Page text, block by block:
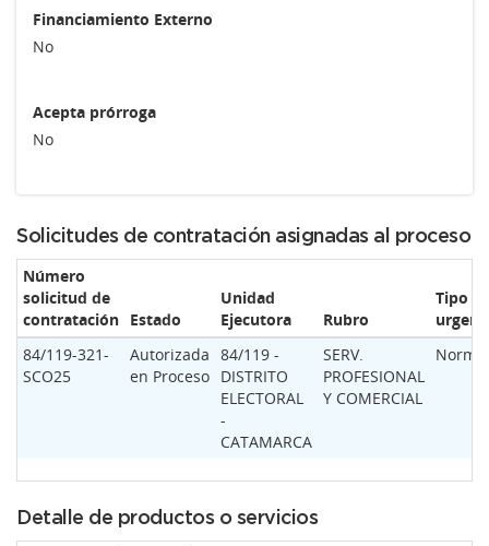
Financiamiento Externo
No
Acepta prórroga
No
Solicitudes de contratación asignadas al proceso
Número
solicitud de
contratación Estado
Unidad
Ejecutora
Rubro
Tipo
84/119-321-
SCO25
Autorizada
en Proceso
84/119 -
DISTRITO
ELECTORAL
-
CATAMARCA
SERV.
PROFESIONAL
Y COMERCIAL
Normal
Detalle de productos o servicios